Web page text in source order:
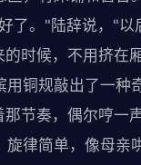
了。"陆辞说，"
时候，不用挤在
铜规敲出了一种
节奏，偶尔哼一
律简单，像母亲